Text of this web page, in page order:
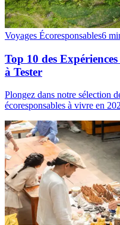
Voyages Écoresponsables6
Top 10 des
à Tester
Plongez dans notre sélection
écoresponsables à vivre en